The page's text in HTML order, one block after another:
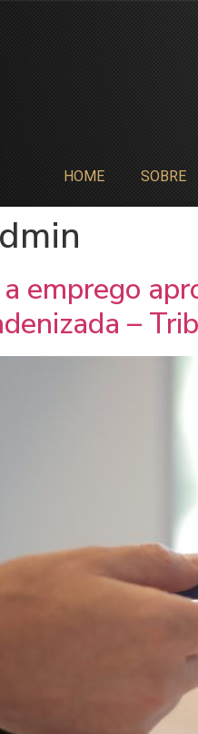
HOME SOBRE
emprego
–